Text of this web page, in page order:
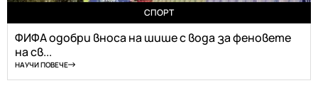
СПОРТ
ФИФА одобри вноса на шише с вода за феновете
на св...
НАУЧИ ПОВЕЧЕ